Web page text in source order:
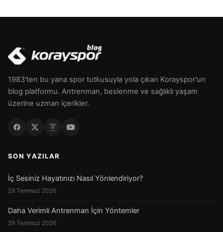
1983'ten bu yana spor tutkusuyla yola çıkan Korayspor'un
blog platformu. Antrenman, beslenme ve sağlıklı yaşam
üzerine uzman içerikler.
SON YAZILAR
İç Sesiniz Hayatınızı Nasıl Yönlendiriyor?
29 Temmuz 2026
Daha Verimli Antrenman İçin Yöntemler
29 Temmuz 2026